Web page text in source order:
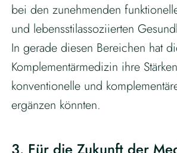
bei den zunehmenden
und lebensstilassoziierten
In gerade diesen Bereichen hat
Komplementärmedizin ihre
konventionelle und
ergänzen könnten.